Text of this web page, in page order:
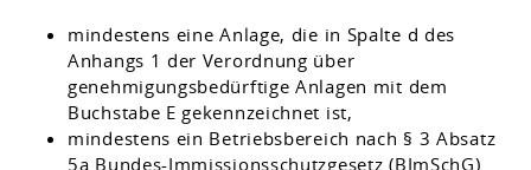
mindestens eine Anlage, die in Spalte d des
Anhangs 1 der Verordnung über
genehmigungsbedürftige Anlagen mit dem
Buchstabe E gekennzeichnet ist,
mindestens ein Betriebsbereich nach § 3 Absatz
5a Bundes-Immissionsschutzgesetz (BImSchG)